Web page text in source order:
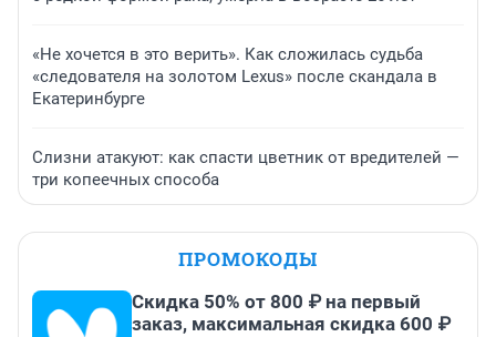
«Не хочется в это верить». Как сложилась судьба
«следователя на золотом Lexus» после скандала в
Екатеринбурге
Слизни атакуют: как спасти цветник от вредителей —
три копеечных способа
ПРОМОКОДЫ
Скидка 50% от 800 ₽ на первый
заказ, максимальная скидка 600 ₽